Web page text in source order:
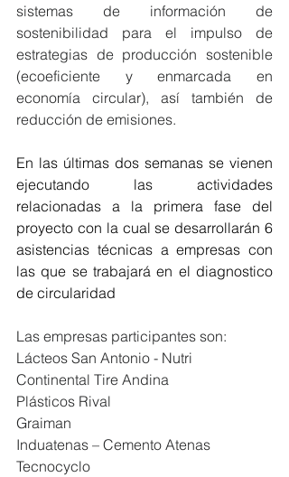
sistemas de información de
sostenibilidad para el impulso de
estrategias de producción sostenible
(ecoeficiente y enmarcada en
economía circular), así también de
reducción de emisiones.
En las últimas dos semanas se vienen
ejecutando las actividades
relacionadas a la primera fase del
proyecto con la cual se desarrollarán 6
asistencias técnicas a empresas con
las que se trabajará en el diagnostico
de circularidad
Las empresas participantes son:
Lácteos San Antonio - Nutri
Continental Tire Andina
Plásticos Rival
Graiman
Induatenas – Cemento Atenas
Tecnocyclo